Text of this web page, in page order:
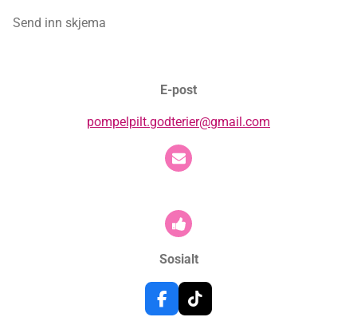
Send inn skjema
E-post
pompelpilt.godterier@gmail.com
Sosialt
F
a
T
i